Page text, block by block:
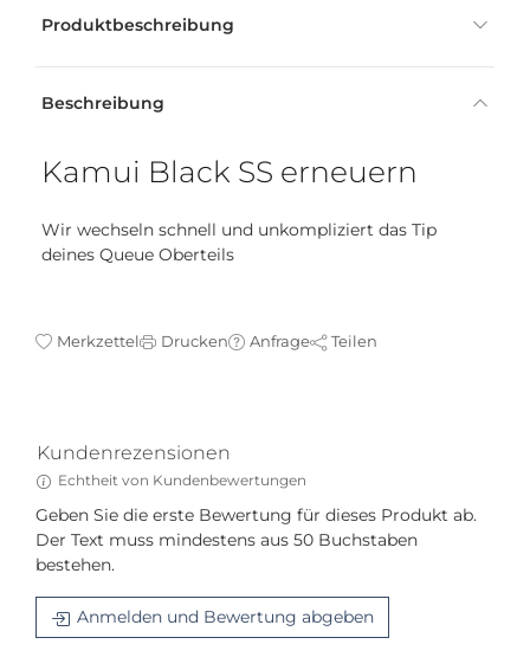
Produktbeschreibung
Beschreibung
Kamui Black SS erneuern
Wir wechseln schnell und unkompliziert das Tip
deines Queue Oberteils
Merkzettel Drucken Anfrage Teilen
Kundenrezensionen
Echtheit von Kundenbewertungen
Geben Sie die erste Bewertung für dieses Produkt ab.
Der Text muss mindestens aus 50 Buchstaben
bestehen.
Anmelden und Bewertung abgeben